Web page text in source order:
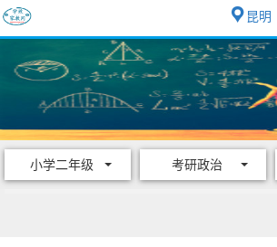
昆明
小学二年级 考研政治